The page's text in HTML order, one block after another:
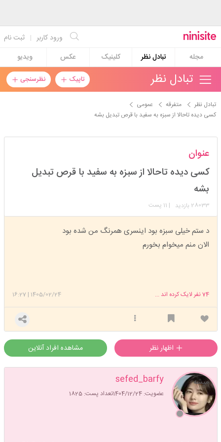
ثبت نام | ورود کاربر
مجله
تبادل نظر کلینیک عکس ویدیو
تاپیک نظرسنجی تبادل نظر
تبادل نظر متفرقه
عمومی
کسی دیده تاحالا از سبزه به سفید با قرص تبدیل بشه
عنوان
کسی دیده تاحالا از سبزه به سفید با قرص تبدیل
بشه
28033 بازدید | 11 پست
د ستم خیلی سبزه بود اینسری همرنگ من شده بود
الان منم میخوام بخورم
1405/02/24
|
16:27 74نفر لایک کرده اند ...
مشاهده افراد آنلاین
sefed_barfy
عضویت: 1404/12/24 تعداد پست: 1825
میشه